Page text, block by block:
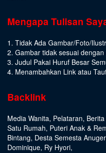
Mengapa Tulisan
1. Tidak Ada Gambar/Foto/
2. Gambar tidak sesuai dengan
3. Judul Pakai Huruf Besar
4. Menambahkan Link atau
Backlink
Media Wanita, Pelataran,
Satu Rumah, Puteri Anak &
Bintang, Desta Semesta
Dominique, Ry Hyori,